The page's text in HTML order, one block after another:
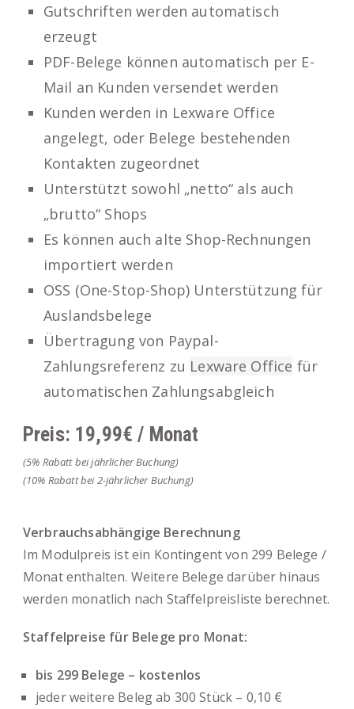
Gutschriften werden automatisch
erzeugt
PDF-Belege können automatisch per E-
Mail an Kunden versendet werden
Kunden werden in Lexware Office
angelegt, oder Belege bestehenden
Kontakten zugeordnet
Unterstützt sowohl „netto“ als auch
„brutto“ Shops
Es können auch alte Shop-Rechnungen
importiert werden
OSS (One-Stop-Shop) Unterstützung für
Auslandsbelege
Übertragung von Paypal-
Zahlungsreferenz zu Lexware Office für
automatischen Zahlungsabgleich
Preis: 19,99€ / Monat
(5% Rabatt bei jährlicher Buchung)
(10% Rabatt bei 2-jährlicher Buchung)
Verbrauchsabhängige Berechnung
Im Modulpreis ist ein Kontingent von 299 Belege /
Monat enthalten. Weitere Belege darüber hinaus
werden monatlich nach Staffelpreisliste berechnet.
Staffelpreise für Belege pro Monat:
bis 299 Belege – kostenlos
jeder weitere Beleg ab 300 Stück – 0,10 €